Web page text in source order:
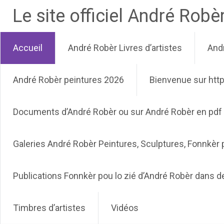
Le site officiel André
Accueil André Robèr Livres d’artistes
André Robèr peintures 2026 Bienvenue sur
Documents d’André Robèr ou sur André Robèr en pdf
Galeries André Robèr Peintures, Sculptures, Fonnkèr
Publications Fonnkèr pou lo zié d’André Robèr dans
Timbres d’artistes Vidéos